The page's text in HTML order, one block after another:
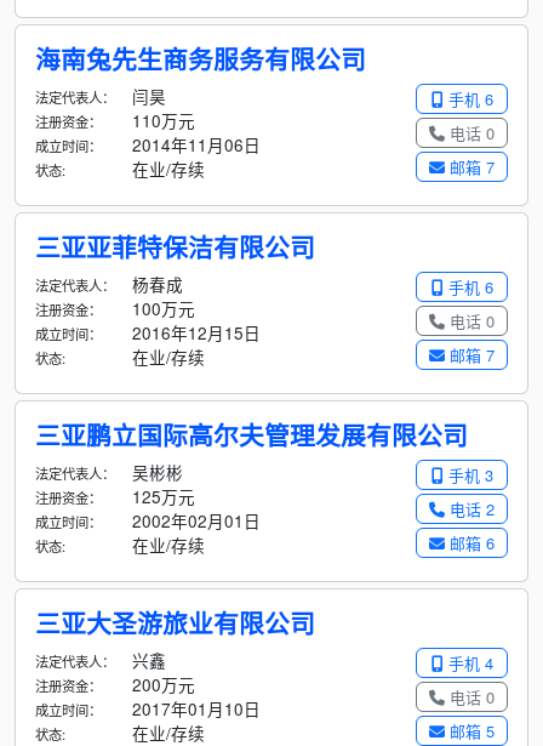
海南兔先生商务服务有限公司
手机 6
电话 0
邮箱 7
法定代表人： 闫昊
注册资金： 110万元
成立时间： 2014年11月06日
状态: 在业/存续
三亚亚菲特保洁有限公司
手机 6
电话 0
邮箱 7
法定代表人： 杨春成
注册资金： 100万元
成立时间： 2016年12月15日
状态: 在业/存续
三亚鹏立国际高尔夫管理发展有限公司
手机 3
电话 2
邮箱 6
法定代表人： 吴彬彬
注册资金： 125万元
成立时间： 2002年02月01日
状态: 在业/存续
三亚大圣游旅业有限公司
手机 4
电话 0
邮箱 5
法定代表人： 兴鑫
注册资金： 200万元
成立时间： 2017年01月10日
状态: 在业/存续